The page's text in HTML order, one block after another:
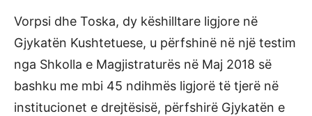
Vorpsi dhe Toska, dy këshilltare ligjore në
Gjykatën Kushtetuese, u përfshinë në një testim
nga Shkolla e Magjistraturës në Maj 2018 së
bashku me mbi 45 ndihmës ligjorë të tjerë në
institucionet e drejtësisë, përfshirë Gjykatën e